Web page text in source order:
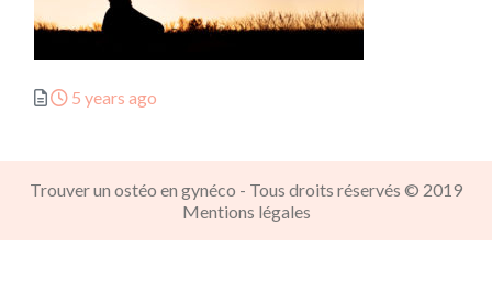
Posted
5 years ago
Trouver un ostéo en gynéco - Tous droits réservés © 2019
Mentions légales